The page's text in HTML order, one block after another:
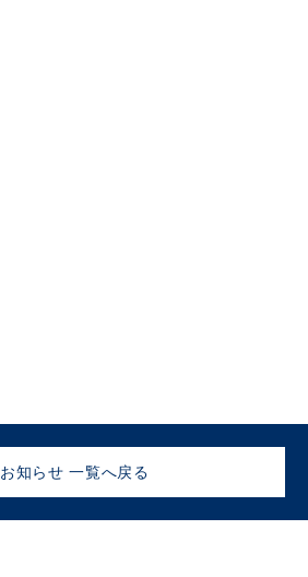
お知らせ 一覧へ戻る